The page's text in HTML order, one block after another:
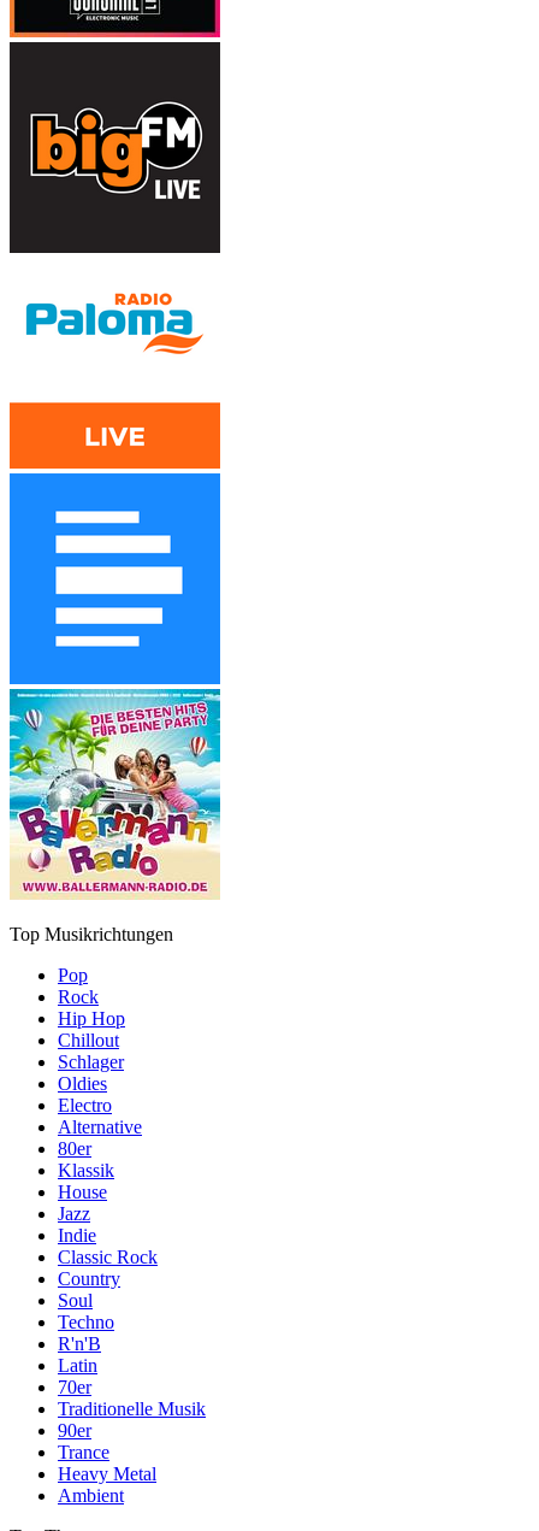
Top Musikrichtungen
Pop
Rock
Hip Hop
Chillout
Schlager
Oldies
Electro
Alternative
80er
Klassik
House
Jazz
Indie
Classic Rock
Country
Soul
Techno
R'n'B
Latin
70er
Traditionelle Musik
90er
Trance
Heavy Metal
Ambient